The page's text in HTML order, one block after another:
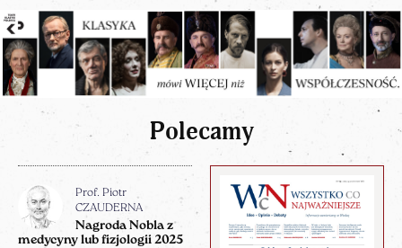
Polecamy
Prof. Piotr
CZAUDERNA
Nagroda Nobla z
medycyny lub fizjologii 2025